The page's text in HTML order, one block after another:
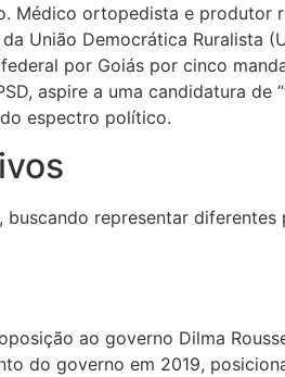
Médico ortopedista e produtor
União Democrática Ruralista
por Goiás por cinco
aspire a uma candidatura de
espectro político.
representar diferentes
ao governo Dilma
do governo em 2019,